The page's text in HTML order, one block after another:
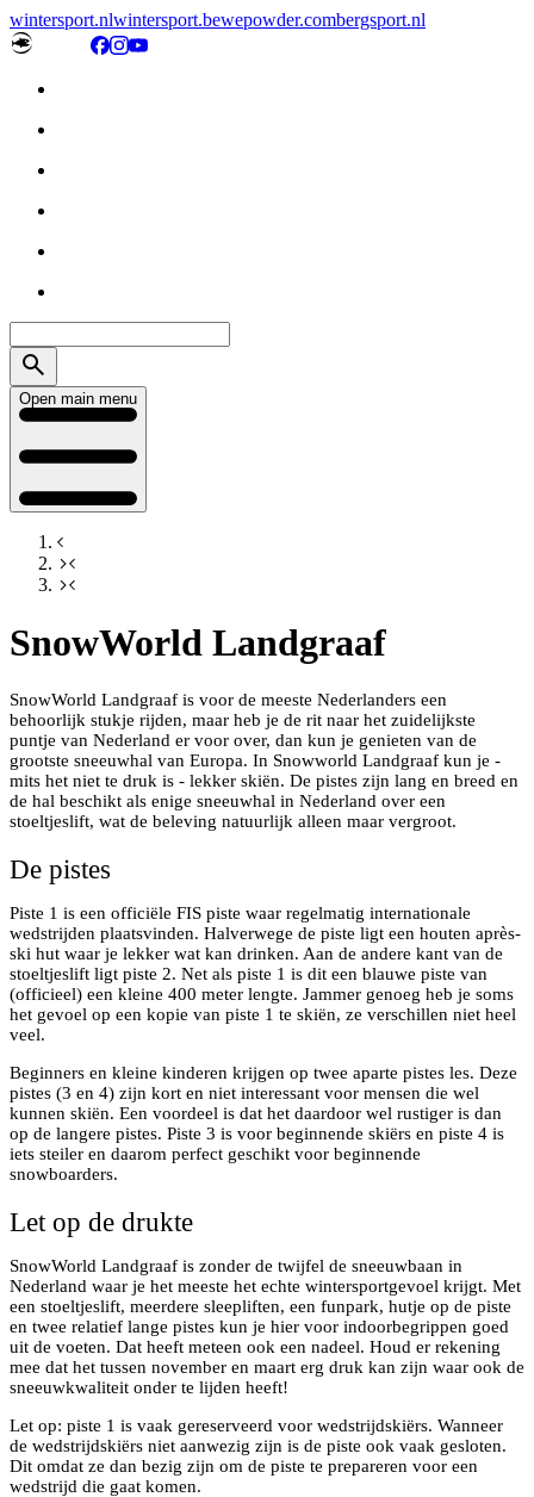
wintersport.nlwintersport.bewepowder.combergsport.nl
Open main menu
SnowWorld Landgraaf
SnowWorld Landgraaf is voor de meeste Nederlanders een
behoorlijk stukje rijden, maar heb je de rit naar het zuidelijkste
puntje van Nederland er voor over, dan kun je genieten van de
grootste sneeuwhal van Europa. In Snowworld Landgraaf kun je -
mits het niet te druk is - lekker skiën. De pistes zijn lang en breed en
de hal beschikt als enige sneeuwhal in Nederland over een
stoeltjeslift, wat de beleving natuurlijk alleen maar vergroot.
De pistes
Piste 1 is een officiële FIS piste waar regelmatig internationale
wedstrijden plaatsvinden. Halverwege de piste ligt een houten après-
ski hut waar je lekker wat kan drinken. Aan de andere kant van de
stoeltjeslift ligt piste 2. Net als piste 1 is dit een blauwe piste van
(officieel) een kleine 400 meter lengte. Jammer genoeg heb je soms
het gevoel op een kopie van piste 1 te skiën, ze verschillen niet heel
veel.
Beginners en kleine kinderen krijgen op twee aparte pistes les. Deze
pistes (3 en 4) zijn kort en niet interessant voor mensen die wel
kunnen skiën. Een voordeel is dat het daardoor wel rustiger is dan
op de langere pistes. Piste 3 is voor beginnende skiërs en piste 4 is
iets steiler en daarom perfect geschikt voor beginnende
snowboarders.
Let op de drukte
SnowWorld Landgraaf is zonder de twijfel de sneeuwbaan in
Nederland waar je het meeste het echte wintersportgevoel krijgt. Met
een stoeltjeslift, meerdere sleepliften, een funpark, hutje op de piste
en twee relatief lange pistes kun je hier voor indoorbegrippen goed
uit de voeten. Dat heeft meteen ook een nadeel. Houd er rekening
mee dat het tussen november en maart erg druk kan zijn waar ook de
sneeuwkwaliteit onder te lijden heeft!
Let op: piste 1 is vaak gereserveerd voor wedstrijdskiërs. Wanneer
de wedstrijdskiërs niet aanwezig zijn is de piste ook vaak gesloten.
Dit omdat ze dan bezig zijn om de piste te prepareren voor een
wedstrijd die gaat komen.